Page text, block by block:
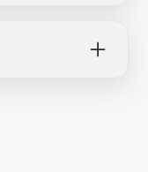
annullamento